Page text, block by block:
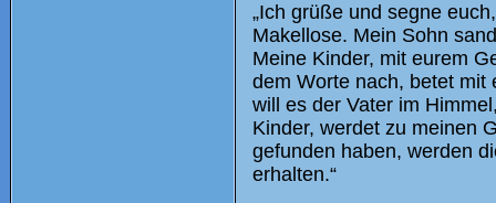
„Ich grüße und segne
Makellose. Mein Sohn
Meine Kinder, mit eurem
dem Worte nach, betet mit
will es der Vater im
Kinder, werdet zu meinen
gefunden haben, werden
erhalten.“